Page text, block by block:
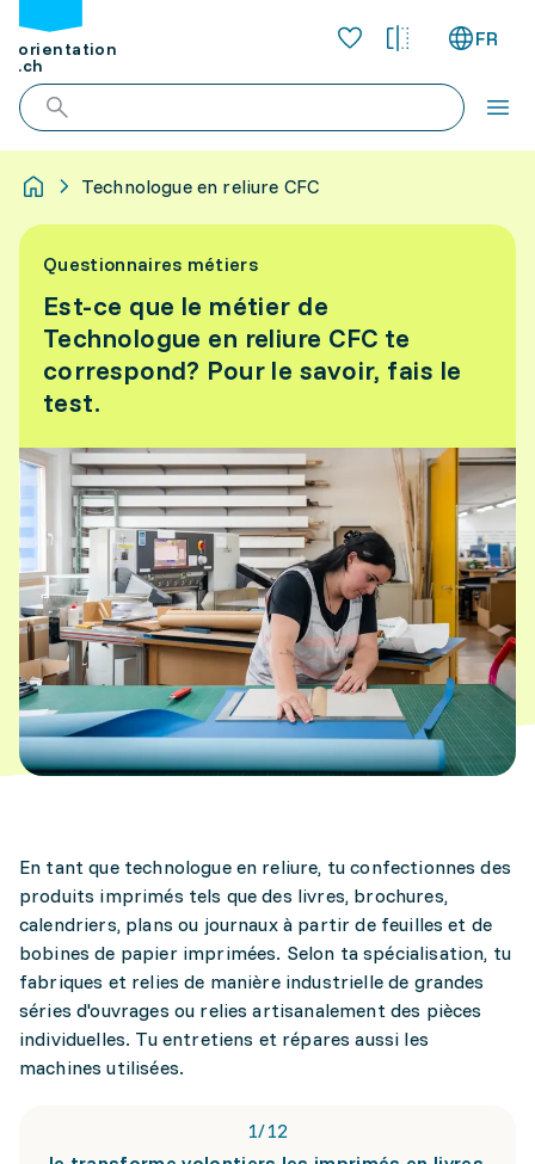
orientation
.ch
FR
Technologue en reliure CFC
Questionnaires métiers
Est-ce que le métier de
Technologue en reliure CFC te
correspond? Pour le savoir, fais le
test.
En tant que technologue en reliure, tu confectionnes des
produits imprimés tels que des livres, brochures,
calendriers, plans ou journaux à partir de feuilles et de
bobines de papier imprimées. Selon ta spécialisation, tu
fabriques et relies de manière industrielle de grandes
séries d'ouvrages ou relies artisanalement des pièces
individuelles. Tu entretiens et répares aussi les
machines utilisées.
1/12